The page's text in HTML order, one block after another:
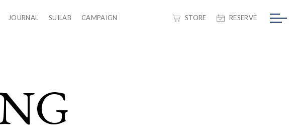
JOURNAL SUILAB CAMPAIGN STORE RESERVE